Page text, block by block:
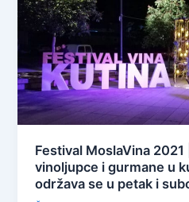
Festival MoslaVina 2021
vinoljupce i gurmane u
održava se u petak i